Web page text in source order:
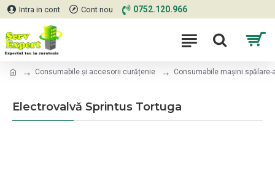
Intra in cont Cont nou 0752.120.966
Consumabile și accesorii curățenie Consumabile mașini spălare-
Electrovalvă Sprintus Tortuga